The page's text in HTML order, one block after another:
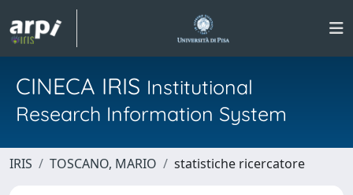
CINECA IRIS Institutional
Research Information System
IRIS TOSCANO, MARIO statistiche ricercatore